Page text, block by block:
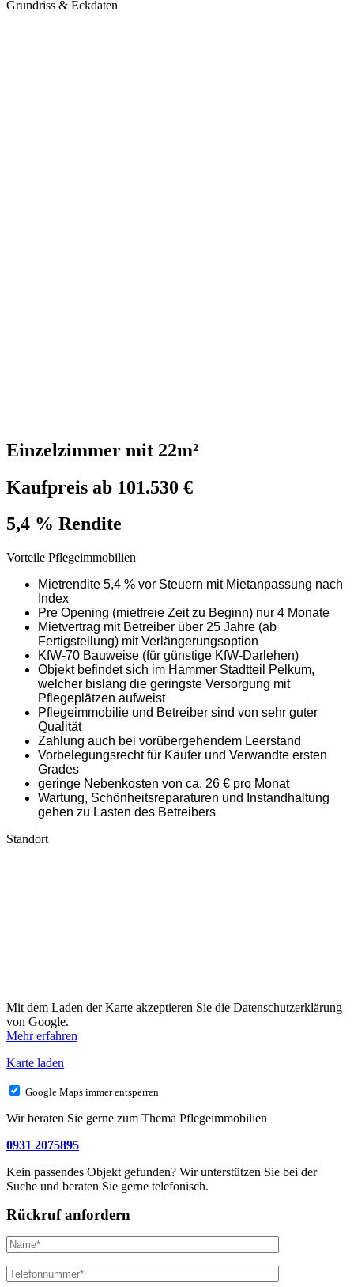
Grundriss & Eckdaten
Einzelzimmer mit 22m²
Kaufpreis ab 101.530 €
5,4 % Rendite
Vorteile Pflegeimmobilien
Mietrendite 5,4 % vor Steuern mit Mietanpassung nach
Index
Pre Opening (mietfreie Zeit zu Beginn) nur 4 Monate
Mietvertrag mit Betreiber über 25 Jahre (ab
Fertigstellung) mit Verlängerungsoption
KfW-70 Bauweise (für günstige KfW-Darlehen)
Objekt befindet sich im Hammer Stadtteil Pelkum,
welcher bislang die geringste Versorgung mit
Pflegeplätzen aufweist
Pflegeimmobilie und Betreiber sind von sehr guter
Qualität
Zahlung auch bei vorübergehendem Leerstand
Vorbelegungsrecht für Käufer und Verwandte ersten
Grades
geringe Nebenkosten von ca. 26 € pro Monat
Wartung, Schönheitsreparaturen und Instandhaltung
gehen zu Lasten des Betreibers
Standort
Mit dem Laden der Karte akzeptieren Sie die Datenschutzerklärung
von Google.
Mehr erfahren
Karte laden
Google Maps immer entsperren
Wir beraten Sie gerne zum Thema Pflegeimmobilien
0931 2075895
Kein passendes Objekt gefunden? Wir unterstützen Sie bei der
Suche und beraten Sie gerne telefonisch.
Rückruf anfordern